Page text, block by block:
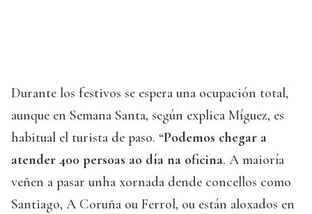
Durante los festivos se espera una ocupación total,
aunque en Semana Santa, según explica Míguez, es
habitual el turista de paso. “Podemos chegar a
atender 400 persoas ao día na oficina. A maioría
veñen a pasar unha xornada dende concellos como
Santiago, A Coruña ou Ferrol, ou están aloxados en